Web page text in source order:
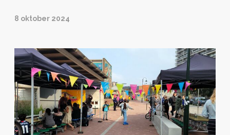
8 oktober 2024